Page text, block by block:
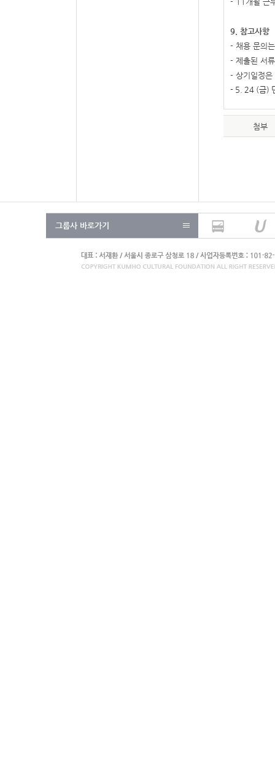
9. 참고사항
- 채용 문의
- 제출된 서
- 상기일정
- 5. 24 (금)
첨부
그룹사 바로가기